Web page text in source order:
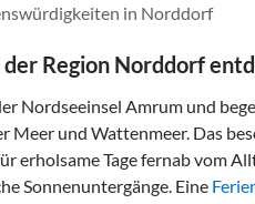
in Norddorf
Region Norddorf
Nordseeinsel Amrum und
Meer und Wattenmeer. Das
erholsame Tage fernab vom
Sonnenuntergänge. Eine